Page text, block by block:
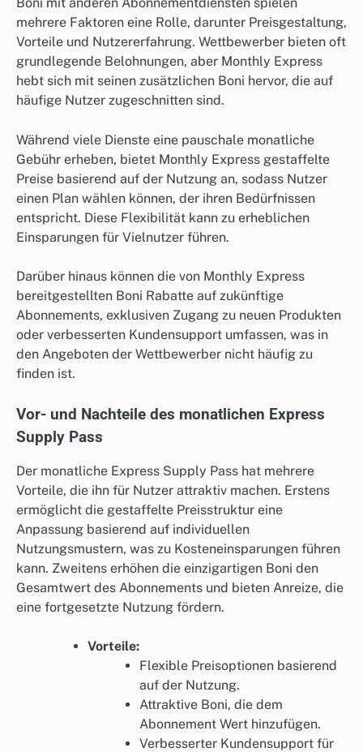
Boni mit anderen Abonnementdiensten spielen
mehrere Faktoren eine Rolle, darunter Preisgestaltung,
Vorteile und Nutzererfahrung. Wettbewerber bieten oft
grundlegende Belohnungen, aber Monthly Express
hebt sich mit seinen zusätzlichen Boni hervor, die auf
häufige Nutzer zugeschnitten sind.
Während viele Dienste eine pauschale monatliche
Gebühr erheben, bietet Monthly Express gestaffelte
Preise basierend auf der Nutzung an, sodass Nutzer
einen Plan wählen können, der ihren Bedürfnissen
entspricht. Diese Flexibilität kann zu erheblichen
Einsparungen für Vielnutzer führen.
Darüber hinaus können die von Monthly Express
bereitgestellten Boni Rabatte auf zukünftige
Abonnements, exklusiven Zugang zu neuen Produkten
oder verbesserten Kundensupport umfassen, was in
den Angeboten der Wettbewerber nicht häufig zu
finden ist.
Vor- und Nachteile des monatlichen Express
Supply Pass
Der monatliche Express Supply Pass hat mehrere
Vorteile, die ihn für Nutzer attraktiv machen. Erstens
ermöglicht die gestaffelte Preisstruktur eine
Anpassung basierend auf individuellen
Nutzungsmustern, was zu Kosteneinsparungen führen
kann. Zweitens erhöhen die einzigartigen Boni den
Gesamtwert des Abonnements und bieten Anreize, die
eine fortgesetzte Nutzung fördern.
Vorteile:
Flexible Preisoptionen basierend
auf der Nutzung.
Attraktive Boni, die dem
Abonnement Wert hinzufügen.
Verbesserter Kundensupport für